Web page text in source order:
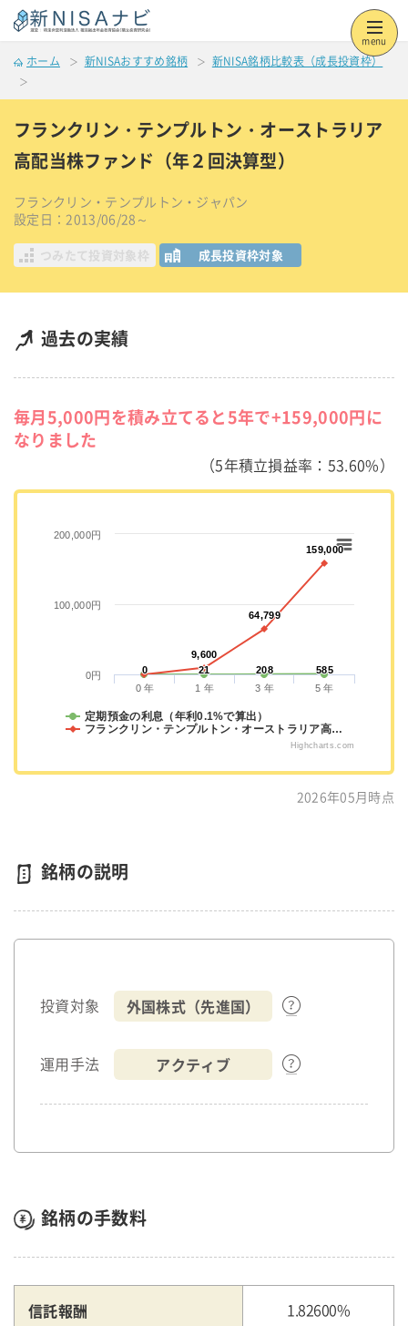
menu
ホーム 新NISAおすすめ銘柄 新NISA銘柄比較表（成長投資枠）
フランクリン・テンプルトン・オーストラリア
高配当株ファンド（年２回決算型）
フランクリン・テンプルトン・ジャパン
設定日：2013/06/28～
つみたて投資対象枠 成長投資枠対象
過去の実績
毎月5,000円を積み立てると5年で+159,000円に
なりました
（5年積立損益率：53.60%）
0
0 21
21 208
208 585
585
9,600
9,600
64,799
64,799
159,000
159,000
定期預金の利息（年利0.1%で算出）
フランクリン・テンプルトン・オーストラリア高…
0 年 1 年 3 年 5 年
0円
100,000円
200,000円
Highcharts.com
2026年05月時点
銘柄の説明
投資対象 外国株式（先進国）
運用手法 アクティブ
銘柄の手数料
信託報酬 1.82600%